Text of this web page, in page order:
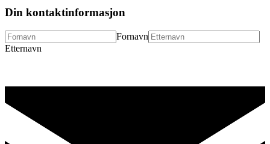
Din kontaktinformasjon
Fornavn
Etternavn